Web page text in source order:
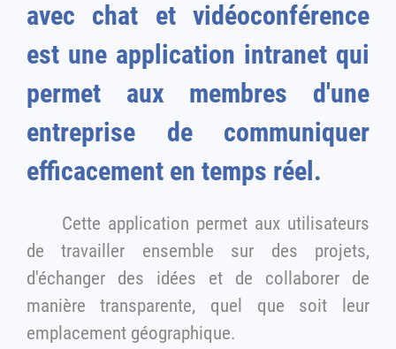
avec chat et vidéoconférence
est une application intranet qui
permet aux membres d'une
entreprise de communiquer
efficacement en temps réel.
Cette application permet aux utilisateurs
de travailler ensemble sur des projets,
d'échanger des idées et de collaborer de
manière transparente, quel que soit leur
emplacement géographique.